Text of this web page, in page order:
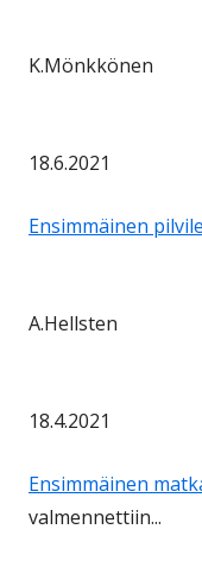
K.Mönkkönen
18.6.2021
Ensimmäinen
A.Hellsten
18.4.2021
Ensimmäinen
valmennettiin...